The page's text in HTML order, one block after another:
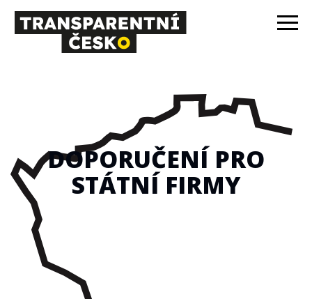
DOPORUČENÍ PRO
STÁTNÍ FIRMY